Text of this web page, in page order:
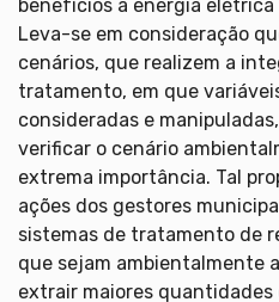
benefícios a energia
Leva-se em consideração
cenários, que realizem a
tratamento, em que
consideradas e
verificar o cenário
extrema importância. Tal
ações dos gestores
sistemas de tratamento de
que sejam ambientalmente
extrair maiores quantidades